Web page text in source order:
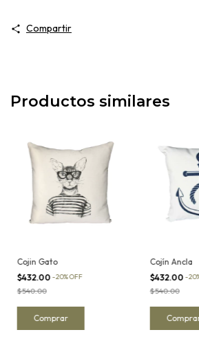
Compartir
Productos similares
Cojin Gato
$432.00 -20%OFF
$540.00
Cojín Ancla
$432.00 -20
$540.00